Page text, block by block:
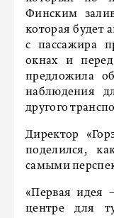
Финским
которая будет
с пассажира
окнах и
предложила
наблюдения
другого
Директор
поделился,
самыми
«Первая идея
центре для